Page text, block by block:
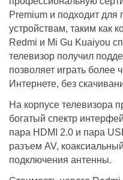
Premium и подходит
устройствам, таким как
Redmi и Mi Gu Kuaiyou
телевизор получил
позволяет играть более
Интернете, без
На корпусе телевизора
богатый спектр
пара HDMI 2.0 и пара
разъем AV,
подключения антенны.